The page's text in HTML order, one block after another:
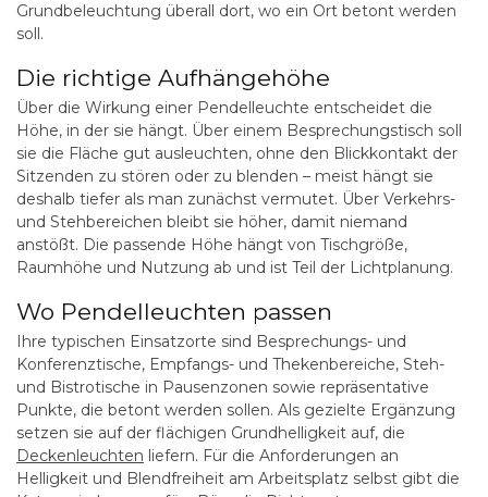
Grundbeleuchtung überall dort, wo ein Ort betont werden
soll.
Die richtige Aufhängehöhe
Über die Wirkung einer Pendelleuchte entscheidet die
Höhe, in der sie hängt. Über einem Besprechungstisch soll
sie die Fläche gut ausleuchten, ohne den Blickkontakt der
Sitzenden zu stören oder zu blenden – meist hängt sie
deshalb tiefer als man zunächst vermutet. Über Verkehrs-
und Stehbereichen bleibt sie höher, damit niemand
anstößt. Die passende Höhe hängt von Tischgröße,
Raumhöhe und Nutzung ab und ist Teil der Lichtplanung.
Wo Pendelleuchten passen
Ihre typischen Einsatzorte sind Besprechungs- und
Konferenztische, Empfangs- und Thekenbereiche, Steh-
und Bistrotische in Pausenzonen sowie repräsentative
Punkte, die betont werden sollen. Als gezielte Ergänzung
setzen sie auf der flächigen Grundhelligkeit auf, die
Deckenleuchten liefern. Für die Anforderungen an
Helligkeit und Blendfreiheit am Arbeitsplatz selbst gibt die